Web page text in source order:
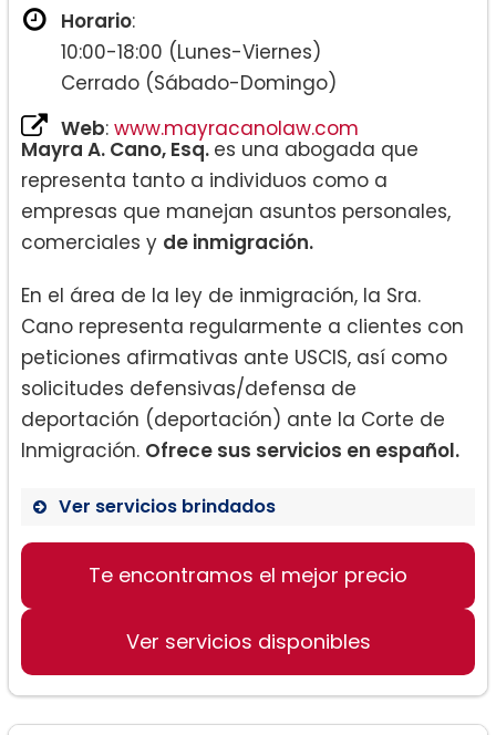
Horario:
10:00-18:00 (Lunes-Viernes)
Cerrado (Sábado-Domingo)
Web: www.mayracanolaw.com
Mayra A. Cano, Esq. es una abogada que
representa tanto a individuos como a
empresas que manejan asuntos personales,
comerciales y de inmigración.
En el área de la ley de inmigración, la Sra.
Cano representa regularmente a clientes con
peticiones afirmativas ante USCIS, así como
solicitudes defensivas/defensa de
deportación (deportación) ante la Corte de
Inmigración. Ofrece sus servicios en español.
Ver servicios brindados
Inmigración
Derecho de familia
Te encontramos el mejor precio
Ver servicios disponibles